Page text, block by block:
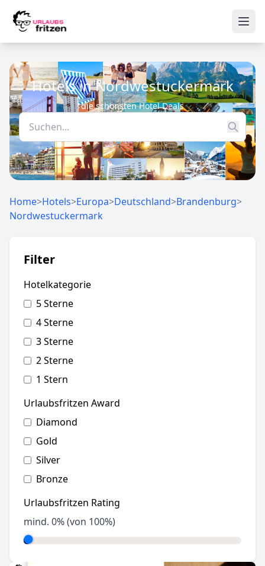
Hotels in Nordwestuckermark
die schönsten Hotel Deals
Home>Hotels>Europa>Deutschland>Brandenburg>
Nordwestuckermark
Filter
Hotelkategorie
5 Sterne
4 Sterne
3 Sterne
2 Sterne
1 Stern
Urlaubsfritzen Award
Diamond
Gold
Silver
Bronze
Urlaubsfritzen Rating
mind. 0% (von 100%)